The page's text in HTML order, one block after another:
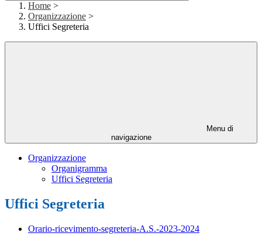
Home >
Organizzazione >
Uffici Segreteria
Menu di
navigazione
Organizzazione
Organigramma
Uffici Segreteria
Uffici Segreteria
Orario-ricevimento-segreteria-A.S.-2023-2024